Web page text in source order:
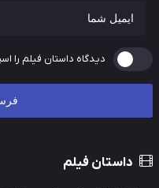
دیدگاه داستان فیلم را
داستان فیلم